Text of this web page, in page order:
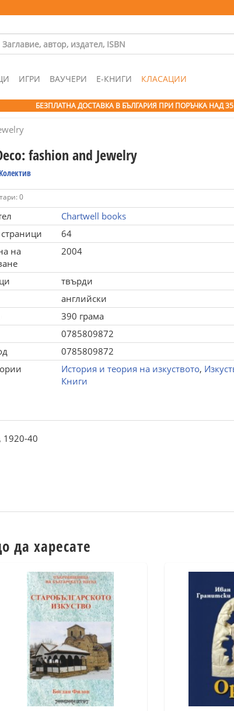
ИГРИ ВАУЧЕРИ Е-КНИГИ КЛАСАЦИИ
БЕЗПЛАТНА ДОСТАВКА В БЪЛГАРИЯ ПРИ ПОРЪЧКА НАД
fashion and Jewelry
Колектив
0
Chartwell books
64
на
2004
твърди
английски
390 грама
0785809872
0785809872
История и теория на изкуството,
Книги
1920-40
да харесате